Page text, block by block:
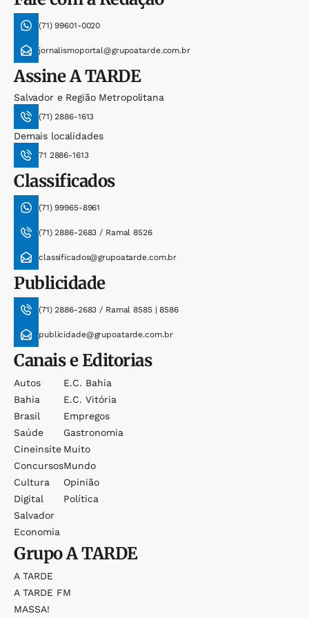
(71) 99601-0020
jornalismoportal@grupoatarde.com.br
AssineA TARDE
Salvador e Região Metropolitana
(71) 2886-1613
Demais localidades
71 2886-1613
Classificados
(71) 99965-8961
(71) 2886-2683 / Ramal 8526
classificados@grupoatarde.com.br
Publicidade
(71) 2886-2683 / Ramal 8585 | 8586
publicidade@grupoatarde.com.br
Canais e Editorias
Autos
Bahia
Brasil
Saúde
Cineinsite
Concursos
Cultura
Digital
Salvador
Economia
E.c. Bahia
E.c. Vitória
Empregos
Gastronomia
Muito
Mundo
Opinião
Política
GrupoA TARDE
A TARDE
A TARDE FM
MASSA!